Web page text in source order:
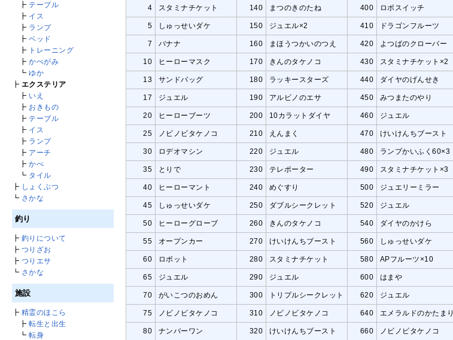
4 スタミナチケット 140 まつのきのたね 400 ロボスイッチ
5 しゅっせいダケ 150 ジュエル×2 410 ドラゴンフルーツ
7 バナナ 160 まほうつかいのつえ 420 よつばのクローバー
10 ヒーローマスク 170 きんのタケノコ 430 スタミナチケット×2
13 サンドバッグ 180 ラッキースターズ 440 ダイヤのげんせき
17 ジュエル 190 アルビノのエサ 450 みつまたのやり
20 ヒーローブーツ 200 10カラットダイヤ 460 ジュエル
25 ノビノビタケノコ 210 えんまく 470 けいけんちブースト
30 ロデオマシン 220 ジュエル 480 ランプかいふく60×3
35 とりで 230 テレポーター 490 スタミナチケット×3
40 ヒーローマント 240 めぐすり 500 ジュエリーミラー
45 しゅっせいダケ 250 ダブルシークレット 520 ジュエル
50 ヒーローグローブ 260 きんのタケノコ 540 ダイヤのかけら
55 オープンカー 270 けいけんちブースト 560 しゅっせいダケ
60 ロボット 280 スタミナチケット 580 APフルーツ×10
65 ジュエル 290 ジュエル 600 はまや
70 がいこつのおめん 300 トリプルシークレット 620 ジュエル
75 ノビノビタケノコ 310 ノビノビタケノコ 640 エメラルドのかたまり
80 ナンバーワン 320 けいけんちブースト 660 ノビノビタケノコ
┣ テーブル
┣ イス
┣ ランプ
┣ベッド
┣ トレーニング
┣かべがみ
┗ゆか
┣ エクステリア
┣ いえ
┣ おきもの
┣ テーブル
┣ イス
┣ ランプ
┣ アーチ
┣かべ
┗ タイル
┣ しょくぶつ
┗ さかな
釣り
┣ 釣りについて
┣ つりざお
┣ つりエサ
┗ さかな
施設
┣ 精霊のほこら
┣転生と出生
┗転身